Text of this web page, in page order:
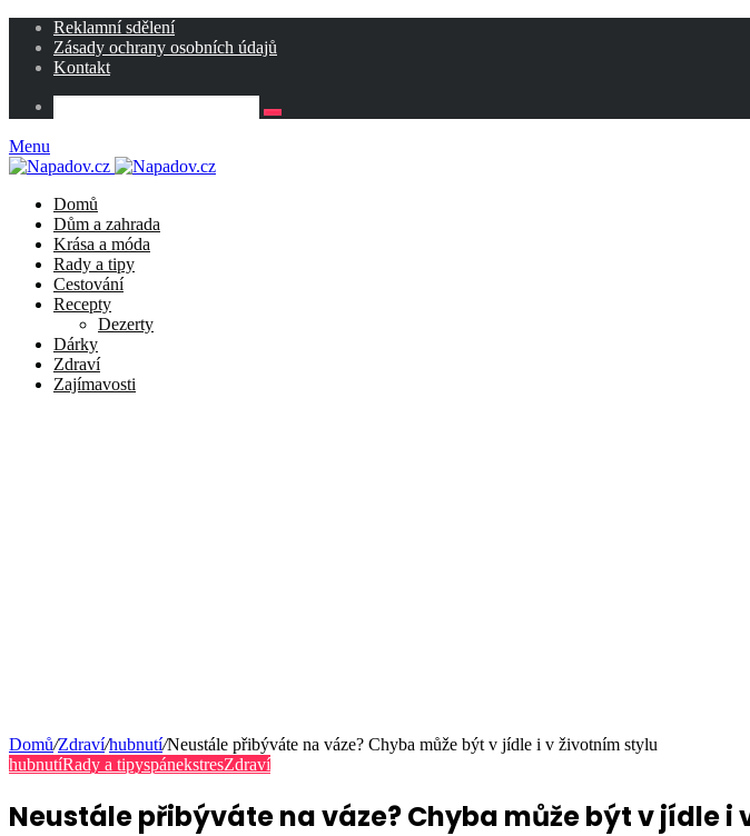
Reklamní sdělení
Zásady ochrany osobních údajů
Kontakt
Menu
Domů
Dům a zahrada
Krása a móda
Rady a tipy
Cestování
Recepty
Dezerty
Dárky
Zdraví
Zajímavosti
Domů/Zdraví/hubnutí/Neustále přibýváte na váze? Chyba může být v jídle i v životním stylu
hubnutíRady a tipyspánekstresZdraví
Neustále přibýváte na váze? Chyba může být v jídle i